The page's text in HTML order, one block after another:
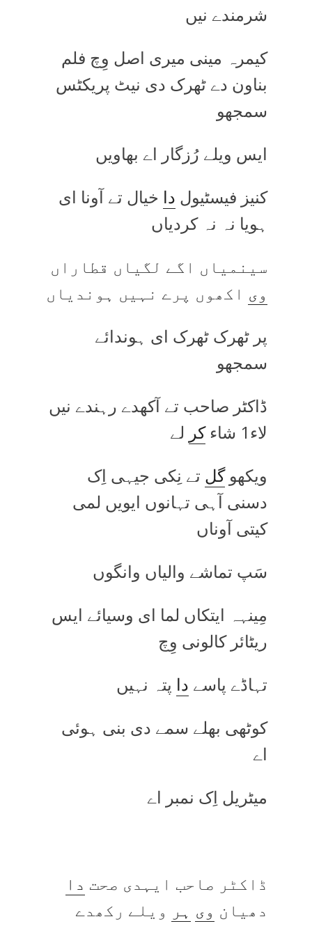
شرمندے نیں
کیمرہ مینی میری اصل وِچ فلم
بناون دے ٹھرک دی نیٹ پریکٹس
سمجھو
ایس ویلے رُزگار اے بھاویں
کنیز فیسٹیول دا خیال تے آونا ای
ہویا نہ نہ کردیاں
سینمیاں اگے لگیاں قطاراں
وی اکھوں پرے نہیں ہوندیاں
پر ٹھرک ٹھرک ای ہوندائے
سمجھو
ڈاکٹر صاحب تے آکھدے رہندے نیں
لاء1 شاء
کر لے
ویکھوگل تے نِکی جیہی اِک
دسنی آہی تہانوں ایویں لمی
کیتی آوناں
سَپ تماشے والیاں وانگوں
مِینہہ ایتکاں لما ای وسیائے ایس
ریٹائر کالونی وِچ
تہاڈے پاسے دا پتہ نہیں
کوٹھی بھلے سمے دی بنی ہوئی
اے
میٹریل اِک نمبر اے
ڈاکٹر صاحب ایہدی صحت دا
دھیان وی ہر ویلے رکھدے